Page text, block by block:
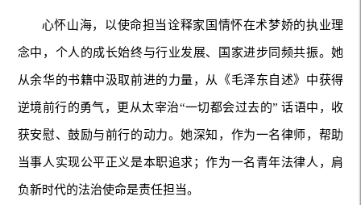
心怀山海，以使命担当诠释家国情怀在术梦娇的执业理
念中，个人的成长始终与行业发展、国家进步同频共振。她
从余华的书籍中汲取前进的力量，从《毛泽东自述》中获得
逆境前行的勇气，更从太宰治“一切都会过去的” 话语中，收
获安慰、鼓励与前行的动力。她深知，作为一名律师，帮助
当事人实现公平正义是本职追求；作为一名青年法律人，肩
负新时代的法治使命是责任担当。